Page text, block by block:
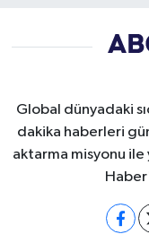
Global dünyadaki
dakika haberleri
aktarma misyonu